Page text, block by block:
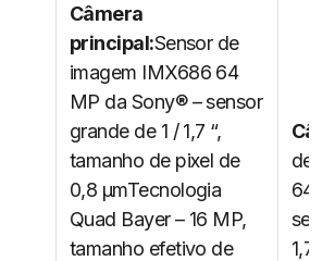
Câmera
principal:Sensor de
imagem IMX686 64
MP da Sony® – sensor
grande de 1 / 1,7 “,
tamanho de pixel de
0,8 µmTecnologia
Quad Bayer – 16 MP,
tamanho efetivo de
de
64
1,73